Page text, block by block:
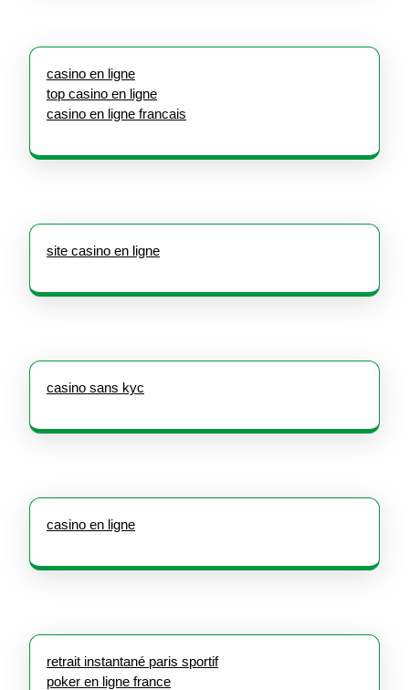
casino en ligne
top casino en ligne
casino en ligne francais
site casino en ligne
casino sans kyc
casino en ligne
retrait instantané paris sportif
poker en ligne france